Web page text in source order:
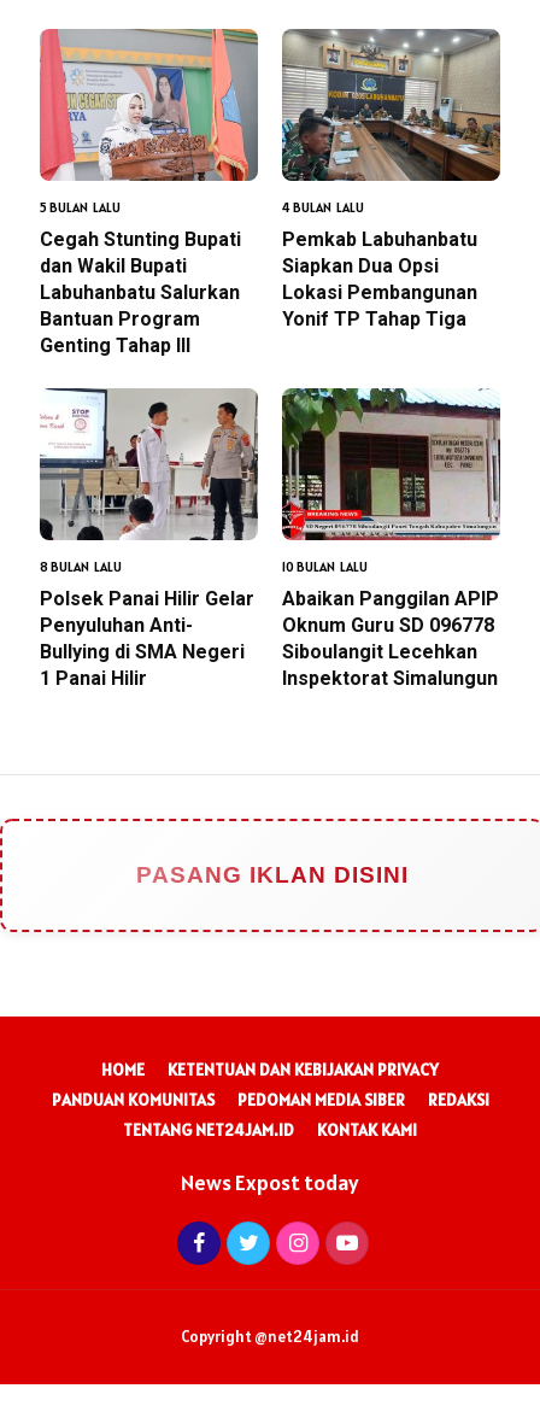
5 BULAN LALU
Cegah Stunting Bupati
dan Wakil Bupati
Labuhanbatu Salurkan
Bantuan Program
Genting Tahap III
4 BULAN LALU
Pemkab Labuhanbatu
Siapkan Dua Opsi
Lokasi Pembangunan
Yonif TP Tahap Tiga
8 BULAN LALU
Polsek Panai Hilir Gelar
Penyuluhan Anti-
Bullying di SMA Negeri
1 Panai Hilir
10 BULAN LALU
Abaikan Panggilan APIP
Oknum Guru SD 096778
Siboulangit Lecehkan
Inspektorat Simalungun
PASANG IKLAN DISINI
HOME
KETENTUAN DAN KEBIJAKAN PRIVACY
PANDUAN KOMUNITAS
PEDOMAN MEDIA SIBER
REDAKSI
TENTANG NET24JAM.ID
KONTAK KAMI
News Expost today
Copyright @net24jam.id